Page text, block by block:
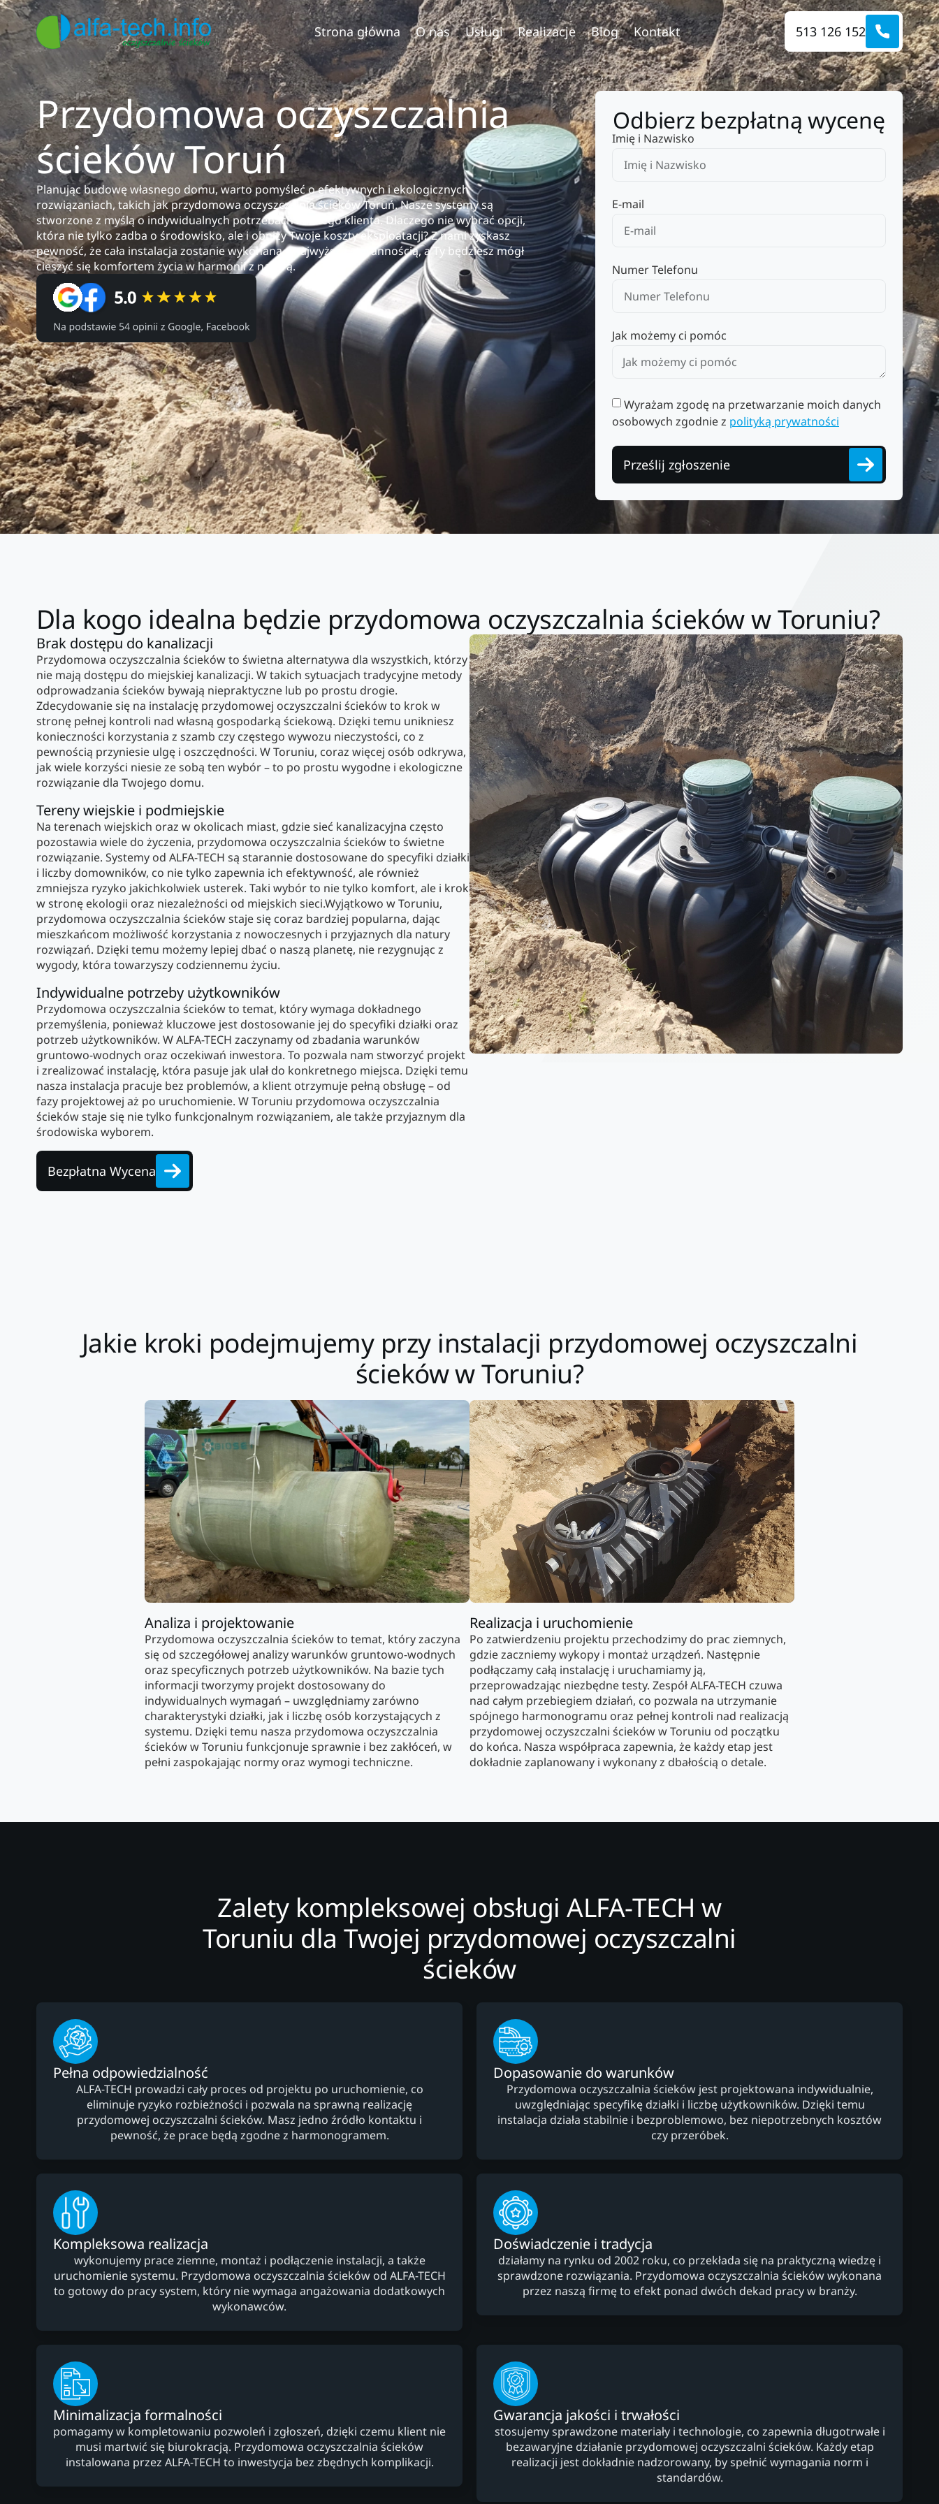
Strona główna O nas Usługi Realizacje Blog Kontakt 513 126 152
Przydomowa oczyszczalnia
ścieków Toruń
Planując budowę własnego domu, warto pomyśleć o efektywnych i ekologicznych
rozwiązaniach, takich jak przydomowa oczyszczalnia ścieków Toruń. Nasze systemy są
stworzone z myślą o indywidualnych potrzebach każdego klienta. Dlaczego nie wybrać opcji,
która nie tylko zadba o środowisko, ale i obniży Twoje koszty eksploatacji? Z nami zyskasz
pewność, że cała instalacja zostanie wykonana z najwyższą starannością, a Ty będziesz mógł
cieszyć się komfortem życia w harmonii z naturą.
Odbierz bezpłatną wycenę
Imię i Nazwisko
E-mail
Numer Telefonu
Jak możemy ci pomóc
Wyrażam zgodę na przetwarzanie moich danych
osobowych zgodnie z polityką prywatności
Prześlij zgłoszenie
Dla kogo idealna będzie przydomowa oczyszczalnia ścieków w Toruniu?
Brak dostępu do kanalizacji
Przydomowa oczyszczalnia ścieków to świetna alternatywa dla wszystkich, którzy
nie mają dostępu do miejskiej kanalizacji. W takich sytuacjach tradycyjne metody
odprowadzania ścieków bywają niepraktyczne lub po prostu drogie.
Zdecydowanie się na instalację przydomowej oczyszczalni ścieków to krok w
stronę pełnej kontroli nad własną gospodarką ściekową. Dzięki temu unikniesz
konieczności korzystania z szamb czy częstego wywozu nieczystości, co z
pewnością przyniesie ulgę i oszczędności. W Toruniu, coraz więcej osób odkrywa,
jak wiele korzyści niesie ze sobą ten wybór – to po prostu wygodne i ekologiczne
rozwiązanie dla Twojego domu.
Tereny wiejskie i podmiejskie
Na terenach wiejskich oraz w okolicach miast, gdzie sieć kanalizacyjna często
pozostawia wiele do życzenia, przydomowa oczyszczalnia ścieków to świetne
rozwiązanie. Systemy od ALFA-TECH są starannie dostosowane do specyfiki działki
i liczby domowników, co nie tylko zapewnia ich efektywność, ale również
zmniejsza ryzyko jakichkolwiek usterek. Taki wybór to nie tylko komfort, ale i krok
w stronę ekologii oraz niezależności od miejskich sieci.Wyjątkowo w Toruniu,
przydomowa oczyszczalnia ścieków staje się coraz bardziej popularna, dając
mieszkańcom możliwość korzystania z nowoczesnych i przyjaznych dla natury
rozwiązań. Dzięki temu możemy lepiej dbać o naszą planetę, nie rezygnując z
wygody, która towarzyszy codziennemu życiu.
Indywidualne potrzeby użytkowników
Przydomowa oczyszczalnia ścieków to temat, który wymaga dokładnego
przemyślenia, ponieważ kluczowe jest dostosowanie jej do specyfiki działki oraz
potrzeb użytkowników. W ALFA-TECH zaczynamy od zbadania warunków
gruntowo-wodnych oraz oczekiwań inwestora. To pozwala nam stworzyć projekt
i zrealizować instalację, która pasuje jak ulał do konkretnego miejsca. Dzięki temu
nasza instalacja pracuje bez problemów, a klient otrzymuje pełną obsługę – od
fazy projektowej aż po uruchomienie. W Toruniu przydomowa oczyszczalnia
ścieków staje się nie tylko funkcjonalnym rozwiązaniem, ale także przyjaznym dla
środowiska wyborem.
Bezpłatna Wycena
Jakie kroki podejmujemy przy instalacji przydomowej oczyszczalni
ścieków w Toruniu?
Analiza i projektowanie
Przydomowa oczyszczalnia ścieków to temat, który zaczyna
się od szczegółowej analizy warunków gruntowo-wodnych
oraz specyficznych potrzeb użytkowników. Na bazie tych
informacji tworzymy projekt dostosowany do
indywidualnych wymagań – uwzględniamy zarówno
charakterystyki działki, jak i liczbę osób korzystających z
systemu. Dzięki temu nasza przydomowa oczyszczalnia
ścieków w Toruniu funkcjonuje sprawnie i bez zakłóceń, w
pełni zaspokajając normy oraz wymogi techniczne.
Realizacja i uruchomienie
Po zatwierdzeniu projektu przechodzimy do prac ziemnych,
gdzie zaczniemy wykopy i montaż urządzeń. Następnie
podłączamy całą instalację i uruchamiamy ją,
przeprowadzając niezbędne testy. Zespół ALFA-TECH czuwa
nad całym przebiegiem działań, co pozwala na utrzymanie
spójnego harmonogramu oraz pełnej kontroli nad realizacją
przydomowej oczyszczalni ścieków w Toruniu od początku
do końca. Nasza współpraca zapewnia, że każdy etap jest
dokładnie zaplanowany i wykonany z dbałością o detale.
Zalety kompleksowej obsługi ALFA-TECH w
Toruniu dla Twojej przydomowej oczyszczalni
ścieków
Pełna odpowiedzialność
ALFA-TECH prowadzi cały proces od projektu po uruchomienie, co
eliminuje ryzyko rozbieżności i pozwala na sprawną realizację
przydomowej oczyszczalni ścieków. Masz jedno źródło kontaktu i
pewność, że prace będą zgodne z harmonogramem.
Dopasowanie do warunków
Przydomowa oczyszczalnia ścieków jest projektowana indywidualnie,
uwzględniając specyfikę działki i liczbę użytkowników. Dzięki temu
instalacja działa stabilnie i bezproblemowo, bez niepotrzebnych kosztów
czy przeróbek.
Kompleksowa realizacja
wykonujemy prace ziemne, montaż i podłączenie instalacji, a także
uruchomienie systemu. Przydomowa oczyszczalnia ścieków od ALFA-TECH
to gotowy do pracy system, który nie wymaga angażowania dodatkowych
wykonawców.
Doświadczenie i tradycja
działamy na rynku od 2002 roku, co przekłada się na praktyczną wiedzę i
sprawdzone rozwiązania. Przydomowa oczyszczalnia ścieków wykonana
przez naszą firmę to efekt ponad dwóch dekad pracy w branży.
Minimalizacja formalności
pomagamy w kompletowaniu pozwoleń i zgłoszeń, dzięki czemu klient nie
musi martwić się biurokracją. Przydomowa oczyszczalnia ścieków
instalowana przez ALFA-TECH to inwestycja bez zbędnych komplikacji.
Gwarancja jakości i trwałości
stosujemy sprawdzone materiały i technologie, co zapewnia długotrwałe i
bezawaryjne działanie przydomowej oczyszczalni ścieków. Każdy etap
realizacji jest dokładnie nadzorowany, by spełnić wymagania norm i
standardów.